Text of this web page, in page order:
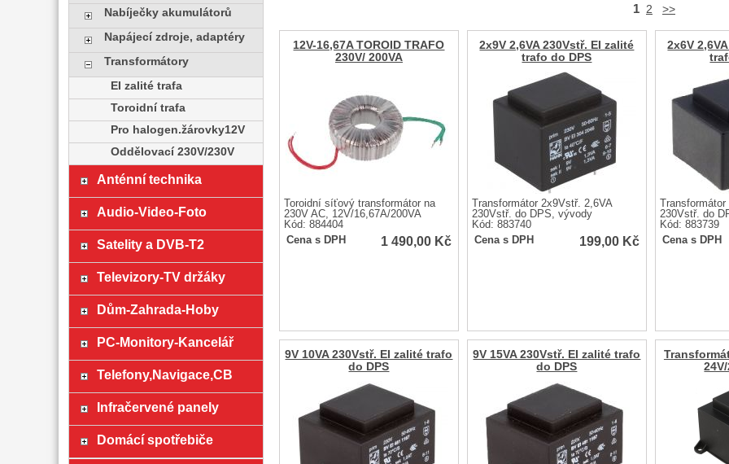
1 2 >>
12V-16,67A TOROID TRAFO
230V/ 200VA
Toroidní síťový transformátor na
230V AC, 12V/16,67A/200VA
Kód: 884404
Cena s DPH
1 490,00 Kč
2x9V 2,6VA 230Vstř. EI zalité
trafo do DPS
Transformátor 2x9Vstř. 2,6VA
230Vstř. do DPS, vývody
Kód: 883740
Cena s DPH
199,00 Kč
2x6V
230Vstř. do
Kód: 883739
Cena s DPH
9V 10VA 230Vstř. EI zalité trafo
do DPS
9V 15VA 230Vstř. EI zalité trafo
do DPS
Nabíječky akumulátorů
Napájecí zdroje, adaptéry
Transformátory
EI zalité trafa
Toroidní trafa
Pro halogen.žárovky12V
Oddělovací 230V/230V
Anténní technika
Audio-Video-Foto
Satelity a DVB-T2
Televizory-TV držáky
Dům-Zahrada-Hoby
PC-Monitory-Kancelář
Telefony,Navigace,CB
Infračervené panely
Domácí spotřebiče